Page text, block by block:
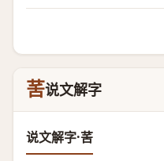
䒷说文解字
说文解字·䒷